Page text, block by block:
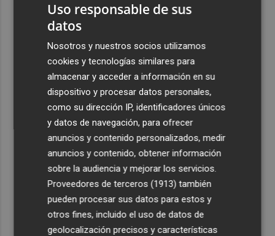
con una victoria contra el Galatasaray
El once del Valencia CF para el último Trofeu Taronja de
Mestalla
Recibe toda la actualidad de
Plaza Podcast en tu correo
Quiero suscribirme
Uso responsable de sus
datos
Nosotros y nuestros socios utilizamos
cookies y tecnologías similares para
almacenar y acceder a información en su
dispositivo y procesar datos personales,
como su dirección IP, identificadores únicos
y datos de navegación, para ofrecer
anuncios y contenido personalizados, medir
anuncios y contenido, obtener información
sobre la audiencia y mejorar los servicios.
Proveedores de terceros (1913) también
pueden procesar sus datos para estos y
otros fines, incluido el uso de datos de
geolocalización precisos y características